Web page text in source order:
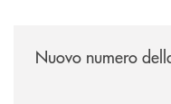
Nuovo numero